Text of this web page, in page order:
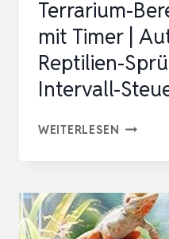
Terrarium-
mit Timer |
Reptilien-
Intervall-
WEITERLESEN
TIMER
|